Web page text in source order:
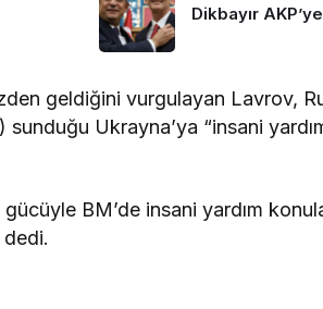
Dikbayır
geldiğini vurgulayan Lavrov,
Ukrayna’ya “insani
BM’de insani yardım
dedi.